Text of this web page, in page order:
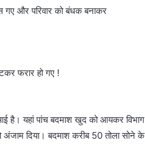
और परिवार को बंधक बनाकर
फरार हो गए !
है। यहां पांच बदमाश खुद को आयकर
दिया। बदमाश करीब 50 तोला